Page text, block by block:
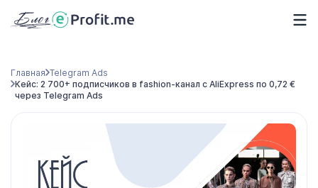
Главная Telegram Ads
Кейс: 2 700+ подписчиков в fashion-канал с AliExpress по 0,72 €
через Telegram Ads